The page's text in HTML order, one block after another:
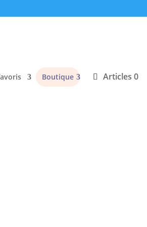
Boutique Articles 0